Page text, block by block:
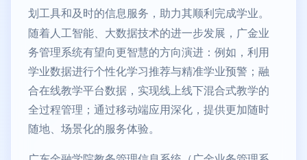
划工具和及时的信息服务，助力其顺利完成学业。
随着人工智能、大数据技术的进一步发展，广金业
务管理系统有望向更智慧的方向演进：例如，利用
学业数据进行个性化学习推荐与精准学业预警；融
合在线教学平台数据，实现线上线下混合式教学的
全过程管理；通过移动端应用深化，提供更加随时
随地、场景化的服务体验。